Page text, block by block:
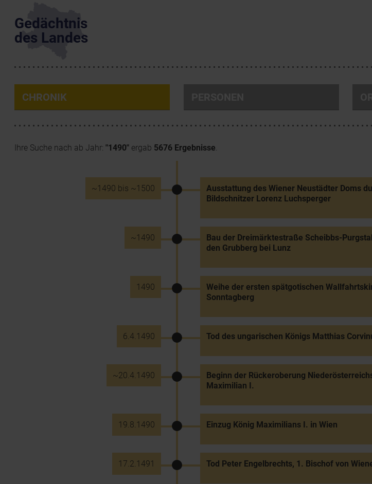
Gedächtnis
des Landes
CHRONIK
Ihre Suche nach ab Jahr: "1490" ergab 5676 Ergebnisse.
~1490 bis ~1500
Ausstattung des Wiener Neustädter Doms
Bildschnitzer Lorenz Luchsperger
~1490
Bau der Dreimärktestraße Scheibbs-
den Grubberg bei Lunz
1490
Weihe der ersten spätgotischen
Sonntagberg
6.4.1490 Tod des ungarischen Königs Matthias
~20.4.1490
Beginn der Rückeroberung
Maximilian I.
19.8.1490 Einzug König Maximilians I. in Wien
17.2.1491 Tod Peter Engelbrechts, 1. Bischof von